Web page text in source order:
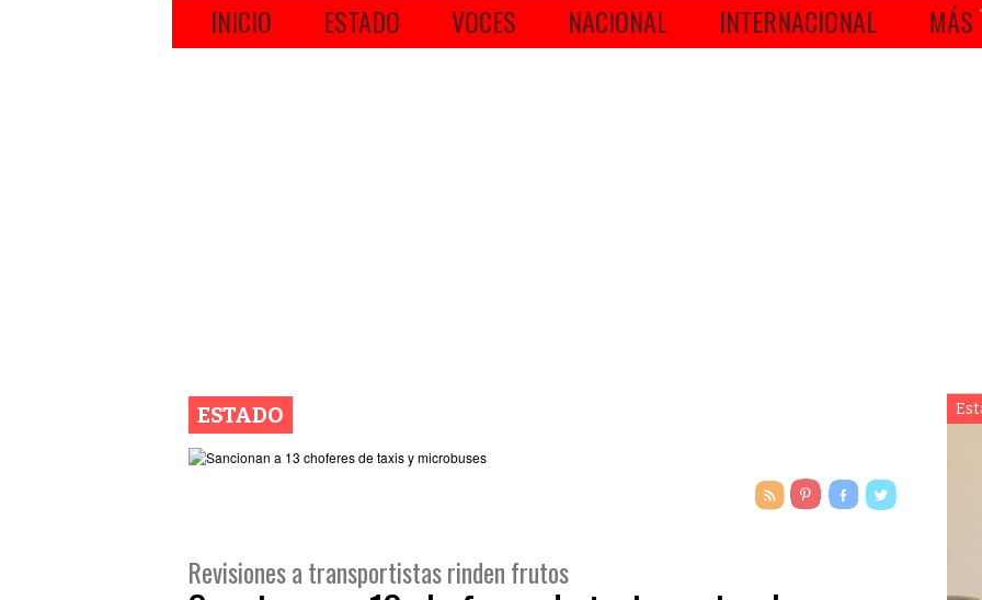
INICIO ESTADO VOCES NACIONAL INTERNACIONAL MÁS
ESTADO
Revisiones a transportistas rinden frutos